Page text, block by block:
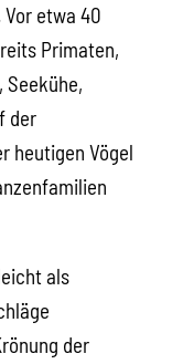
etwa 40
Primaten,
Seekühe,
der
heutigen Vögel
als
der